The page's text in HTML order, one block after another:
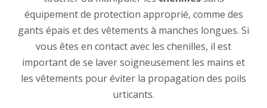
équipement de protection approprié, comme des
gants épais et des vêtements à manches longues. Si
vous êtes en contact avec les chenilles, il est
important de se laver soigneusement les mains et
les vêtements pour éviter la propagation des poils
urticants.